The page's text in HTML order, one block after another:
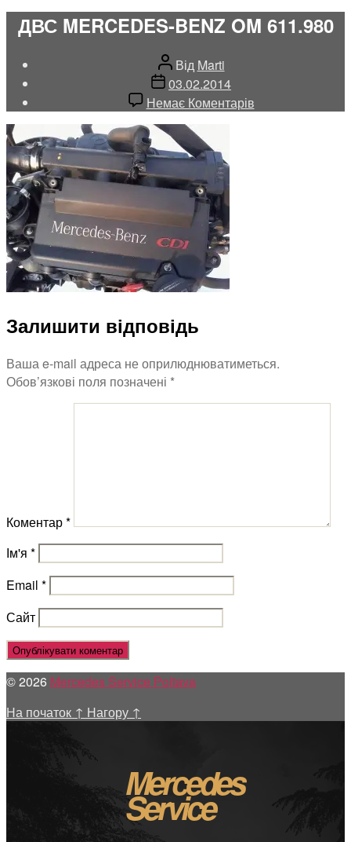
ДВС MERCEDES-BENZ OM 611.980
Автор
запису
Від Marti
Дата
запису
03.02.2014
Немає Коментарівдо
Залишити відповідь
Ваша e-mail адреса не оприлюднюватиметься.
Обов’язкові поля позначені *
Коментар*
Ім'я *
Email *
Сайт
© 2026 Mercedes Service Poltava
На початок ↑ Нагору ↑
Mercedes
Service